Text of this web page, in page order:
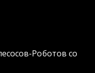
Роботов со